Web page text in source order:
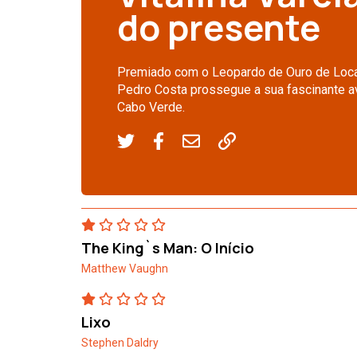
do presente
Premiado com o Leopardo de Ouro de
Pedro Costa prossegue a sua fascinante
Cabo Verde.
The King`s Man: O Início
Matthew Vaughn
Lixo
Stephen Daldry